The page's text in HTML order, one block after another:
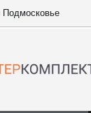
Подмосковье